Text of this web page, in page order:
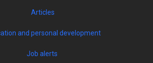
Articles
and personal development
Job alerts